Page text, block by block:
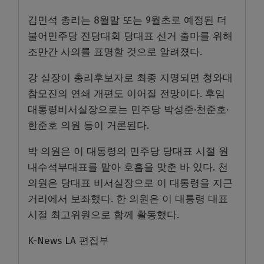
김민석 총리는 8월말 또는 9월초로 예정된 더
불어민주당 전당대회 당대표 선거 출마를 위해
조만간 사의를 표명할 것으로 알려졌다.
강 실장이 총리후보자로 최종 지명되면 청와대
참모진의 연쇄 개편도 이어질 전망이다. 후임
대통령비서실장으로는 민주당 박성준·천준호·
한준호 의원 등이 거론된다.
박 의원은 이 대통령의 민주당 당대표 시절 원
내수석부대표를 맡아 호흡을 맞춘 바 있다. 천
의원은 당대표 비서실장으로 이 대통령을 지근
거리에서 보좌했다. 한 의원은 이 대통령 대표
시절 최고위원으로 함께 활동했다.
K-News LA 편집부